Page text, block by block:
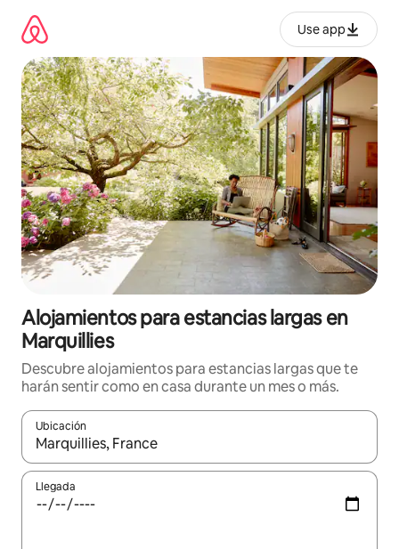
contenido
Use app
Alojamientos para estancias largas en
Marquillies
Descubre alojamientos para estancias largas que te
harán sentir como en casa durante un mes o más.
Ubicación
Cuando los resultados estén disponibles, podrás navegar
Llegada